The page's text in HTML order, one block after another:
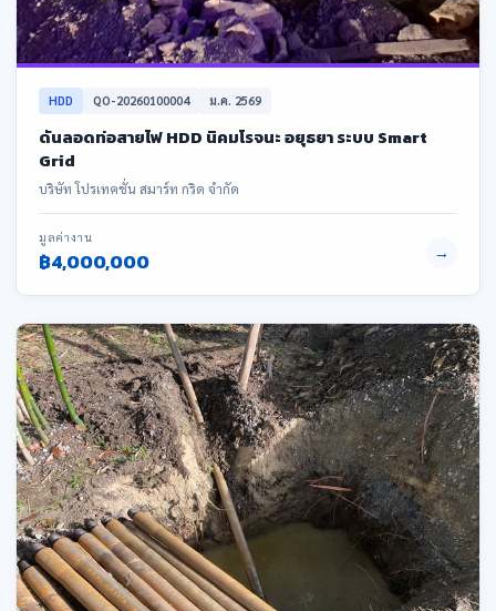
HDD QO-20260100004 ม.ค. 2569
ดันลอดท่อสายไฟ HDD นิคมโรจนะ อยุธยา ระบบ Smart
Grid
บริษัท โปรเทคชั่น สมาร์ท กริด จำกัด
มูลค่างาน
฿4,000,000 →